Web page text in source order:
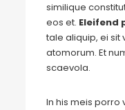
similique
eos et. Eleifend
tale aliquip, ei sit
atomorum. Et
scaevola.
In his meis porro